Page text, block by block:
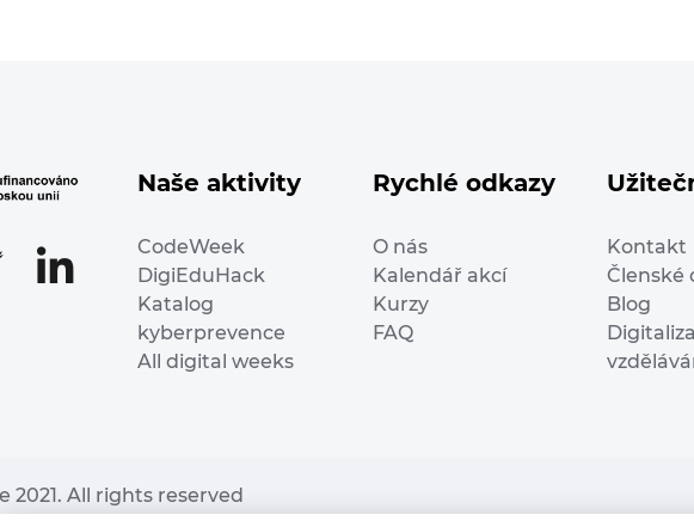
Naše aktivity
CodeWeek
DigiEduHack
Katalog
kyberprevence
All digital weeks
Rychlé odkazy
O nás
Kalendář akcí
Kurzy
FAQ
Kontakt
Členské
Blog
2021. All rights reserved